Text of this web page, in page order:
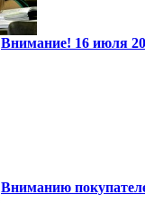
Внимание! 16 июля
Вниманию